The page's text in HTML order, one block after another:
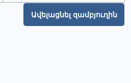
Ավելացնել զամբյուղին